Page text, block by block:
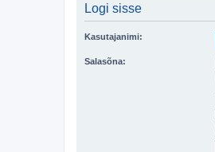
Logi sisse
Kasutajanimi:
Salasõna: